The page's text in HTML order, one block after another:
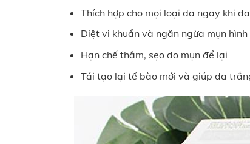
Thích hợp cho mọi loại da ngay khi
Diệt vi khuẩn và ngăn ngừa mụn
Hạn chế thâm, sẹo do mụn để lại
Tái tạo lại tế bào mới và giúp da